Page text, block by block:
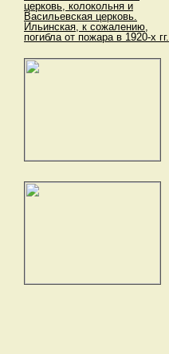
церковь, колокольня и
Васильевская церковь.
Ильинская, к сожалению,
погибла от пожара в 1920-х гг.